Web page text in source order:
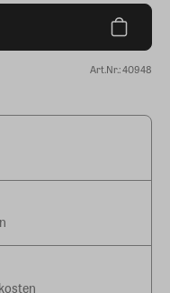
Art.Nr.: 40948